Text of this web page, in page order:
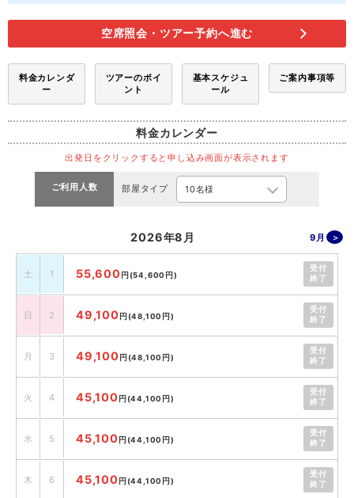
空席照会・ツアー予約へ進む
料金カレンダ
ー
ツアーのポイ
ント
基本スケジュ
ール
ご案内事項等
料金カレンダー
出発日をクリックすると申し込み画面が表示されます
ご利用人数 部屋タイプ
2026年8月 9月
土 1 55,600 円 (54,600円)
受付
終了
日 2 49,100 円 (48,100円)
受付
終了
月 3 49,100 円 (48,100円)
受付
終了
火 4 45,100 円 (44,100円)
受付
終了
水 5 45,100 円 (44,100円)
受付
終了
木 6 45,100 円 (44,100円)
受付
終了